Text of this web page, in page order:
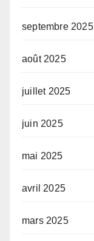
septembre 2025
août 2025
juillet 2025
juin 2025
mai 2025
avril 2025
mars 2025